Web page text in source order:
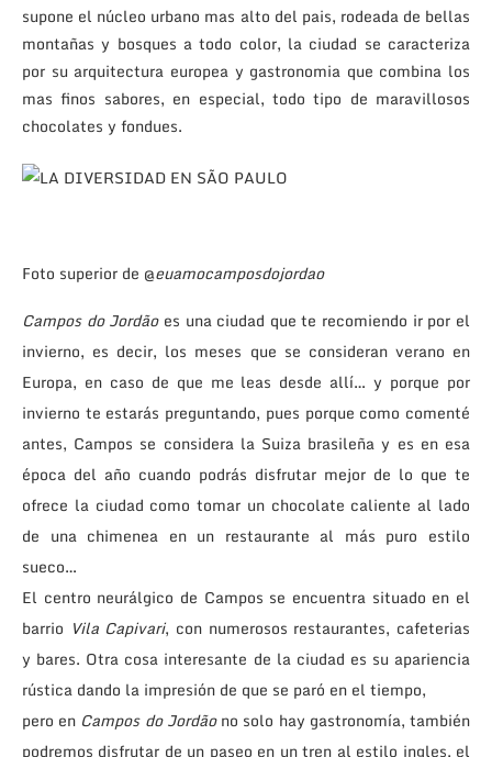
supone el núcleo urbano mas alto del pais, rodeada de bellas
montañas y bosques a todo color, la ciudad se caracteriza
por su arquitectura europea y gastronomia que combina los
mas finos sabores, en especial, todo tipo de maravillosos
chocolates y fondues.
Foto superior de @euamocamposdojordao
Campos do Jordão es una ciudad que te recomiendo ir por el
invierno, es decir, los meses que se consideran verano en
Europa, en caso de que me leas desde allí… y porque por
invierno te estarás preguntando, pues porque como comenté
antes, Campos se considera la Suiza brasileña y es en esa
época del año cuando podrás disfrutar mejor de lo que te
ofrece la ciudad como tomar un chocolate caliente al lado
de una chimenea en un restaurante al más puro estilo
sueco…
El centro neurálgico de Campos se encuentra situado en el
barrio Vila Capivari, con numerosos restaurantes, cafeterias
y bares. Otra cosa interesante de la ciudad es su apariencia
rústica dando la impresión de que se paró en el tiempo,
pero en Campos do Jordãono solo hay gastronomía, también
podremos disfrutar de un paseo en un tren al estilo ingles, el